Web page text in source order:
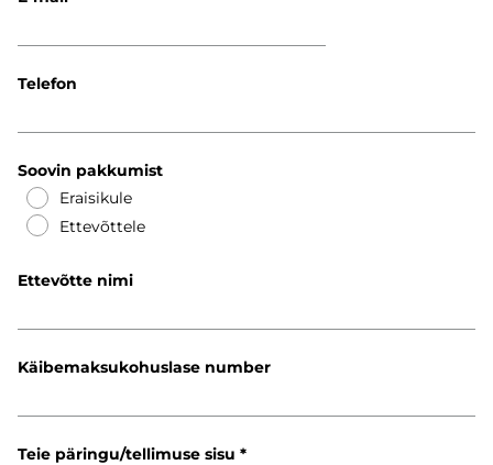
Telefon
Soovin pakkumist
Eraisikule
Ettevõttele
Ettevõtte nimi
Käibemaksukohuslase number
Teie päringu/tellimuse sisu